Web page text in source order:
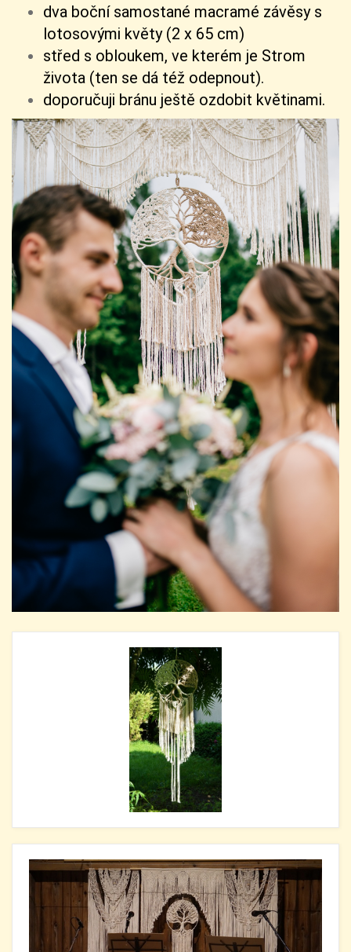
dva boční samostané macramé závěsy s
lotosovými květy (2 x 65 cm)
střed s obloukem, ve kterém je Strom
života (ten se dá též odepnout).
doporučuji bránu ještě ozdobit květinami.